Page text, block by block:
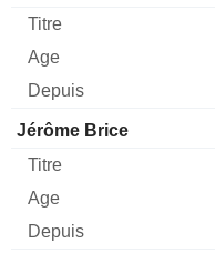
Jérôme Brice